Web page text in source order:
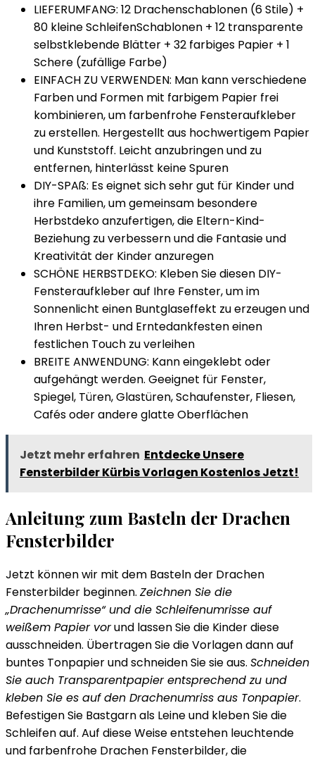
LIEFERUMFANG: 12 Drachenschablonen (6 Stile) +
80 kleine SchleifenSchablonen + 12 transparente
selbstklebende Blätter + 32 farbiges Papier + 1
Schere (zufällige Farbe)
EINFACH ZU VERWENDEN: Man kann verschiedene
Farben und Formen mit farbigem Papier frei
kombinieren, um farbenfrohe Fensteraufkleber
zu erstellen. Hergestellt aus hochwertigem Papier
und Kunststoff. Leicht anzubringen und zu
entfernen, hinterlässt keine Spuren
DIY-SPAß: Es eignet sich sehr gut für Kinder und
ihre Familien, um gemeinsam besondere
Herbstdeko anzufertigen, die Eltern-Kind-
Beziehung zu verbessern und die Fantasie und
Kreativität der Kinder anzuregen
SCHÖNE HERBSTDEKO: Kleben Sie diesen DIY-
Fensteraufkleber auf Ihre Fenster, um im
Sonnenlicht einen Buntglaseffekt zu erzeugen und
Ihren Herbst- und Erntedankfesten einen
festlichen Touch zu verleihen
BREITE ANWENDUNG: Kann eingeklebt oder
aufgehängt werden. Geeignet für Fenster,
Spiegel, Türen, Glastüren, Schaufenster, Fliesen,
Cafés oder andere glatte Oberflächen
Jetzt mehr erfahren Entdecke Unsere
Fensterbilder Kürbis Vorlagen Kostenlos Jetzt!
Anleitung zum Basteln der Drachen
Fensterbilder
Jetzt können wir mit dem Basteln der Drachen
Fensterbilder beginnen. Zeichnen Sie die
„Drachenumrisse“ und die Schleifenumrisse auf
weißem Papier vorund lassen Sie die Kinder diese
ausschneiden. Übertragen Sie die Vorlagen dann auf
buntes Tonpapier und schneiden Sie sie aus. Schneiden
Sie auch Transparentpapier entsprechend zu und
kleben Sie es auf den Drachenumriss aus Tonpapier.
Befestigen Sie Bastgarn als Leine und kleben Sie die
Schleifen auf. Auf diese Weise entstehen leuchtende
und farbenfrohe Drachen Fensterbilder, die